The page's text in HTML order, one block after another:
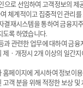
으로 선임하여 고객정보의
체계적이고 집중적인 관리
결재시스템을 통하여 금융
도록 하였습니다.
과 관련한 업무에 대하여 금
ㆍ개정시 2개 이상의 일간
홈페이지에 게시하여 정보이
객 분을 위해 적정한 보상